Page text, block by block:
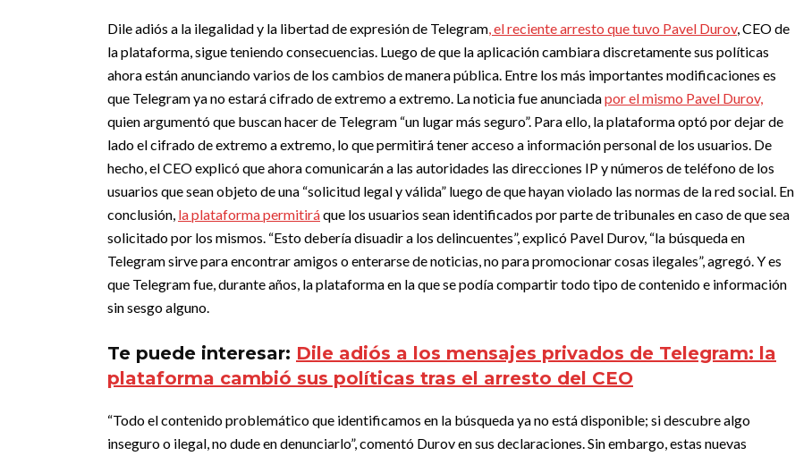
Dile adiós a la ilegalidad y la libertad de expresión de Telegram, el reciente arresto que tuvo Pavel Durov, CEO de
la plataforma, sigue teniendo consecuencias. Luego de que la aplicación cambiara discretamente sus políticas
ahora están anunciando varios de los cambios de manera pública. Entre los más importantes modificaciones es
que Telegram ya no estará cifrado de extremo a extremo. La noticia fue anunciadapor el mismo Pavel Durov,
quien argumentó que buscan hacer de Telegram “un lugar más seguro”. Para ello, la plataforma optó por dejar de
lado el cifrado de extremo a extremo, lo que permitirá tener acceso a información personal de los usuarios. De
hecho, el CEO explicó que ahora comunicarán a las autoridades las direcciones IP y números de teléfono de los
usuarios que sean objeto de una “solicitud legal y válida” luego de que hayan violado las normas de la red social. En
conclusión, la plataforma permitiráque los usuarios sean identificados por parte de tribunales en caso de que sea
solicitado por los mismos. “Esto debería disuadir a los delincuentes”, explicó Pavel Durov, “la búsqueda en
Telegram sirve para encontrar amigos o enterarse de noticias, no para promocionar cosas ilegales”, agregó. Y es
que Telegram fue, durante años, la plataforma en la que se podía compartir todo tipo de contenido e información
sin sesgo alguno.
Te puede interesar: Dile adiós a los mensajes privados de Telegram: la
plataforma cambió sus políticas tras el arresto del CEO
“Todo el contenido problemático que identificamos en la búsqueda ya no está disponible; si descubre algo
inseguro o ilegal, no dude en denunciarlo”, comentó Durov en sus declaraciones. Sin embargo, estas nuevas